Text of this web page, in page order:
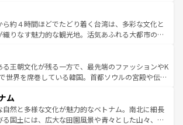
贅沢な旅のスタイルだ。 なお、新着のアメリカ
コンテンツ一覧を参照してほしい。
もてなしの心で訪れる人々を迎えてくれるハワイの
おいしいローカルフードやハワイアンミュージッ
統的なフラダンスなど、すべてがハワイの魅力を彩
に味わってほしい。 なお、新着のハワイ情報
テンツ一覧を参照してほしい。
ーフや大陸中央部にそびえるウルル（エアーズロッ
タスマニアの美しい原生林やケアンズの熱帯雨林な
どころがたくさん。また、カフェやワイン、オージ
アクティビティも充実しており、サーフィンやダイ
、ハイキングなど、アウトドア好きにはたまらな
ーストラリアの多彩な魅力を存分に味わいつくそ
ほしい。
ら約４時間ほどでたどり着く台湾は、多彩な文化と
織りなす魅力的な観光地。活気あふれる大都市の台
静ひつな山岳地帯である台湾東部など、都市の喧騒
の静けさが共存しており、訪れる人に新しい発見と
もたらしてくれる。また、奥深い台湾の食文化も魅
いいと評判のスイーツなど、バラエティ豊かな料理
が味わえる。 なお、新着の台湾情報は コンテンツ一覧を参
ほしい。
る王朝文化が残る一方で、最先端のファッションやK
世界を席巻している韓国。首都ソウルの宮殿や伝統
方に足を延ばせば四季折々の自然美を楽しむことが
。そして、キムチや焼肉、絶品のストリートフード
さまざまな韓国料理が待っている。夜には、韓国な
ム
自然と多様な文化が魅力的なベトナム。南北に細長
る国土には、広大な田園風景や青々とした山々、世